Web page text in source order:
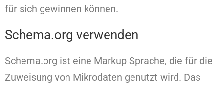
für sich gewinnen können.
Schema.org verwenden
Schema.org ist eine Markup Sprache, die für die
Zuweisung von Mikrodaten genutzt wird. Das